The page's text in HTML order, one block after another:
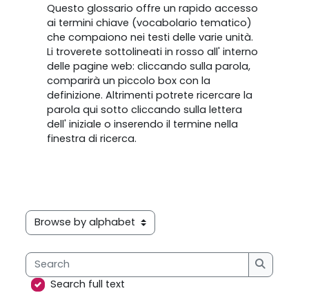
Questo glossario offre un rapido accesso
ai termini chiave (vocabolario tematico)
che compaiono nei testi delle varie unità.
Li troverete sottolineati in rosso all' interno
delle pagine web: cliccando sulla parola,
comparirà un piccolo box con la
definizione. Altrimenti potrete ricercare la
parola qui sotto cliccando sulla lettera
dell' iniziale o inserendo il termine nella
finestra di ricerca.
Browse the glossary using this index
Search
Search
Search full text